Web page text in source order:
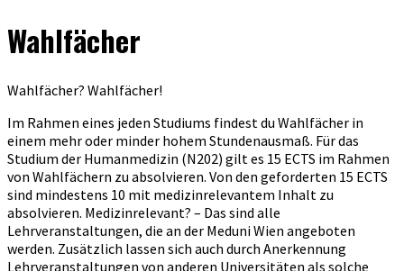
Wahlfächer
Wahlfächer? Wahlfächer!
Im Rahmen eines jeden Studiums findest du Wahlfächer in
einem mehr oder minder hohem Stundenausmaß. Für das
Studium der Humanmedizin (N202) gilt es 15 ECTS im Rahmen
von Wahlfächern zu absolvieren. Von den geforderten 15 ECTS
sind mindestens 10 mit medizinrelevantem Inhalt zu
absolvieren. Medizinrelevant? – Das sind alle
Lehrveranstaltungen, die an der Meduni Wien angeboten
werden. Zusätzlich lassen sich auch durch Anerkennung
Lehrveranstaltungen von anderen Universitäten als solche